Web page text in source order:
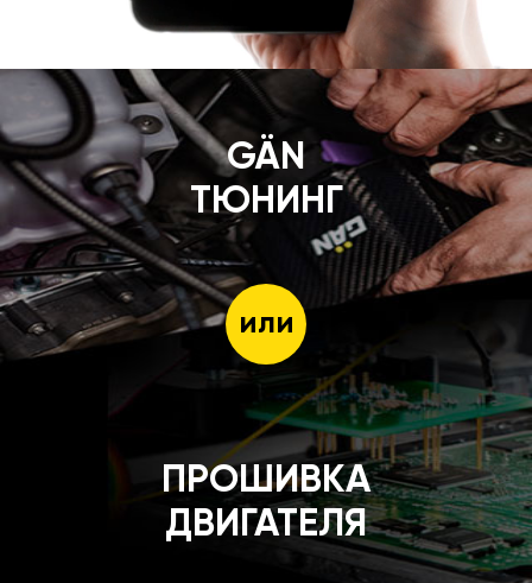
GÄN
ТЮНИНГ
или
ПРОШИВКА
ДВИГАТЕЛЯ